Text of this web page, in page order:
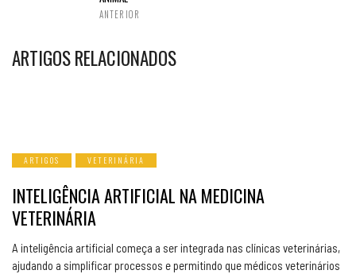
ANTERIOR
ARTIGOS RELACIONADOS
ARTIGOS VETERINÁRIA
INTELIGÊNCIA ARTIFICIAL NA MEDICINA
VETERINÁRIA
A inteligência artificial começa a ser integrada nas clínicas veterinárias,
ajudando a simplificar processos e permitindo que médicos veterinários